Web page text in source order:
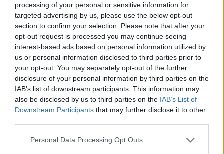
processing of your personal or sensitive information for
targeted advertising by us, please use the below opt-out
section to confirm your selection. Please note that after your
opt-out request is processed you may continue seeing
interest-based ads based on personal information utilized by
us or personal information disclosed to third parties prior to
your opt-out. You may separately opt-out of the further
disclosure of your personal information by third parties on the
IAB’s list of downstream participants. This information may
also be disclosed by us to third parties on the IAB’s List of
Downstream Participants that may further disclose it to other
Personal Data Processing Opt Outs